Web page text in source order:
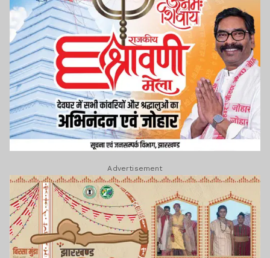
Advertisement